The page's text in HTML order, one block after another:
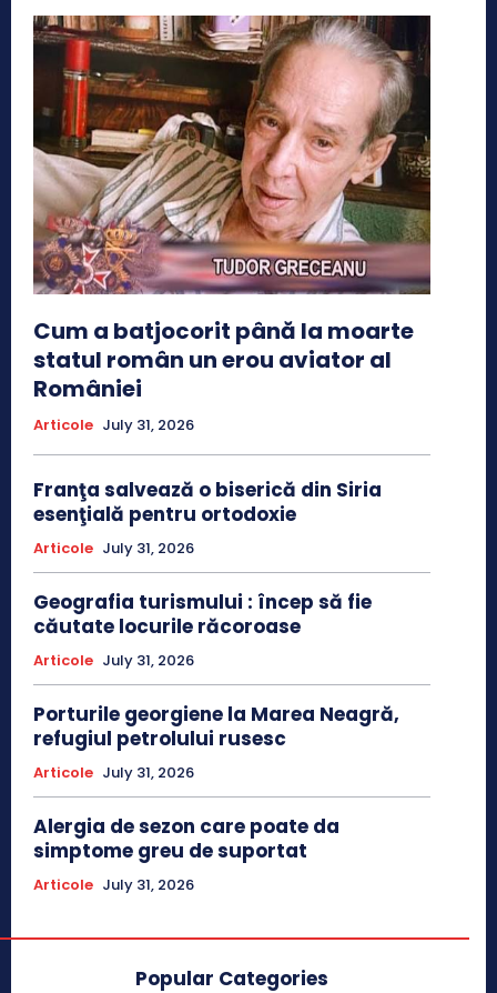
Cum a batjocorit până la moarte
statul român un erou aviator al
României
Articole July 31, 2026
Franţa salvează o biserică din Siria
esenţială pentru ortodoxie
Articole July 31, 2026
Geografia turismului : încep să fie
căutate locurile răcoroase
Articole July 31, 2026
Porturile georgiene la Marea Neagră,
refugiul petrolului rusesc
Articole July 31, 2026
Alergia de sezon care poate da
simptome greu de suportat
Articole July 31, 2026
Popular Categories